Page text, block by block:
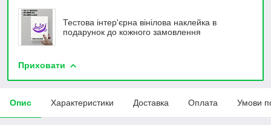
Тестова інтер'єрна вінілова наклейка в
подарунок до кожного замовлення
Приховати
Опис Характеристики Доставка Оплата Умови